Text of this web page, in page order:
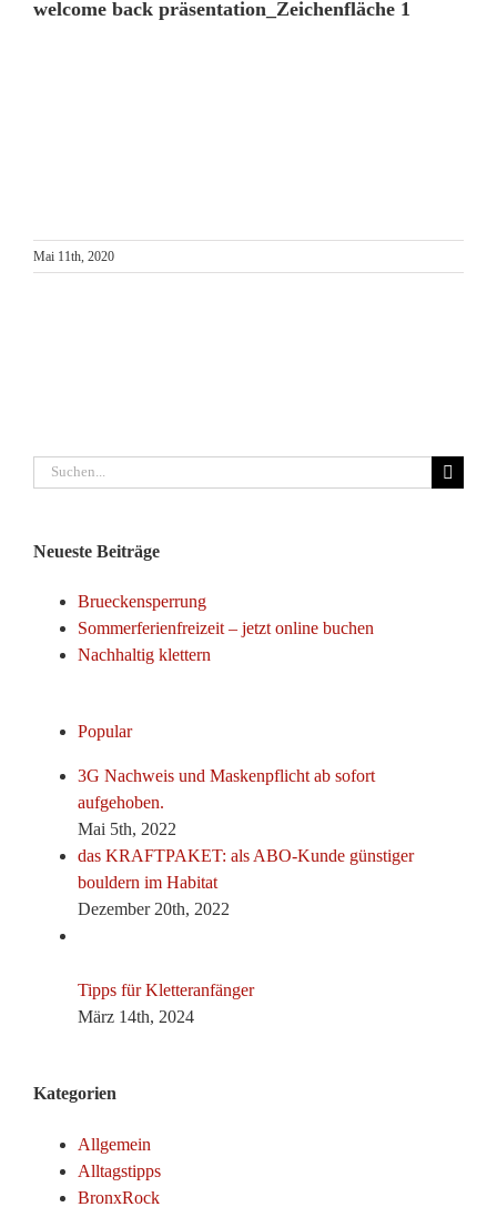
welcome back präsentation_Zeichenfläche 1
Mai 11th, 2020
Suche
nach:
Neueste Beiträge
Brueckensperrung
Sommerferienfreizeit – jetzt online buchen
Nachhaltig klettern
Popular
3G Nachweis und Maskenpflicht ab sofort
aufgehoben.
Mai 5th, 2022
das KRAFTPAKET: als ABO-Kunde günstiger
bouldern im Habitat
Dezember 20th, 2022
Tipps für Kletteranfänger
März 14th, 2024
Kategorien
Allgemein
Alltagstipps
BronxRock